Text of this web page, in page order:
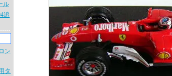
ル
追
ン
タ